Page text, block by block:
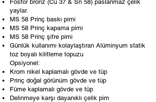
Fosfor bronz (Cu 37 & Sn 58) paslanmaz çelik
yaylar.
MS 58 Prinç baskı pimi
MS 58 Prinç kapama pimi
MS 58 Prinç şifre pimi
Günlük kullanımı kolaylaştıran Alüminyum statik
toz boyalı kilitleme topuzu
Opsiyonel:
Krom nikel kaplamalı gövde ve tüp
Prinç doğal görünüm gövde ve tüp
Füme kaplamalı gövde ve tüp
Delinmeye karşı dayanıklı çelik pim